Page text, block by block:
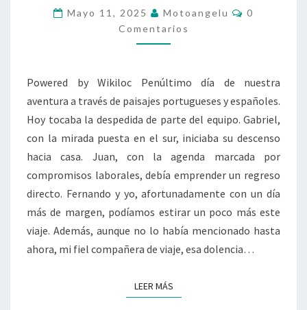
VILLAS
MEDIEVALES
A
DE
ENSUEÑO
3/4
Mayo 11, 2025 Motoangelu
0
Comentarios
Powered by Wikiloc Penúltimo día de nuestra
aventura a través de paisajes portugueses y españoles.
Hoy tocaba la despedida de parte del equipo. Gabriel,
con la mirada puesta en el sur, iniciaba su descenso
hacia casa. Juan, con la agenda marcada por
compromisos laborales, debía emprender un regreso
directo. Fernando y yo, afortunadamente con un día
más de margen, podíamos estirar un poco más este
viaje. Además, aunque no lo había mencionado hasta
ahora, mi fiel compañera de viaje, esa dolencia…
LEER MÁSLEER MÁS